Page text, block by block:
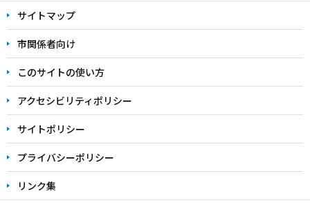
文
こ
こ
ま
で
サイトマップ
市関係者向け
このサイトの使い方
アクセシビリティポリシー
サイトポリシー
プライバシーポリシー
リンク集